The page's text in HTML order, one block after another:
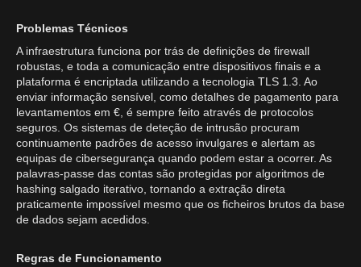
Problemas Técnicos
A infraestrutura funciona por trás de definições de firewall
robustas, e toda a comunicação entre dispositivos finais e a
plataforma é encriptada utilizando a tecnologia TLS 1.3. Ao
enviar informação sensível, como detalhes de pagamento para
levantamentos em €, é sempre feito através de protocolos
seguros. Os sistemas de deteção de intrusão procuram
continuamente padrões de acesso invulgares e alertam as
equipas de cibersegurança quando podem estar a ocorrer. As
palavras-passe das contas são protegidas por algoritmos de
hashing salgado iterativo, tornando a extração direta
praticamente impossível mesmo que os ficheiros brutos da base
de dados sejam acedidos.
Regras de Funcionamento